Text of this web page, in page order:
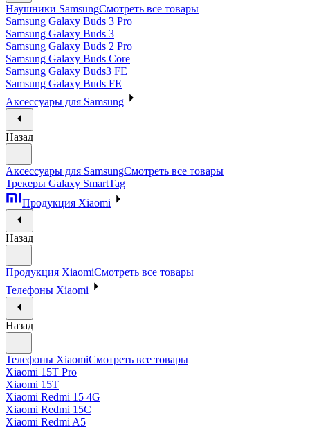
Наушники SamsungСмотреть все товары
Samsung Galaxy Buds 3 Pro
Samsung Galaxy Buds 3
Samsung Galaxy Buds 2 Pro
Samsung Galaxy Buds Core
Samsung Galaxy Buds3 FE
Samsung Galaxy Buds FE
Аксессуары для Samsung
Назад
Аксессуары для SamsungСмотреть все товары
Трекеры Galaxy SmartTag
Продукция Xiaomi
Назад
Продукция XiaomiСмотреть все товары
Телефоны Xiaomi
Назад
Телефоны XiaomiСмотреть все товары
Xiaomi 15T Pro
Xiaomi 15T
Xiaomi Redmi 15 4G
Xiaomi Redmi 15C
Xiaomi Redmi A5